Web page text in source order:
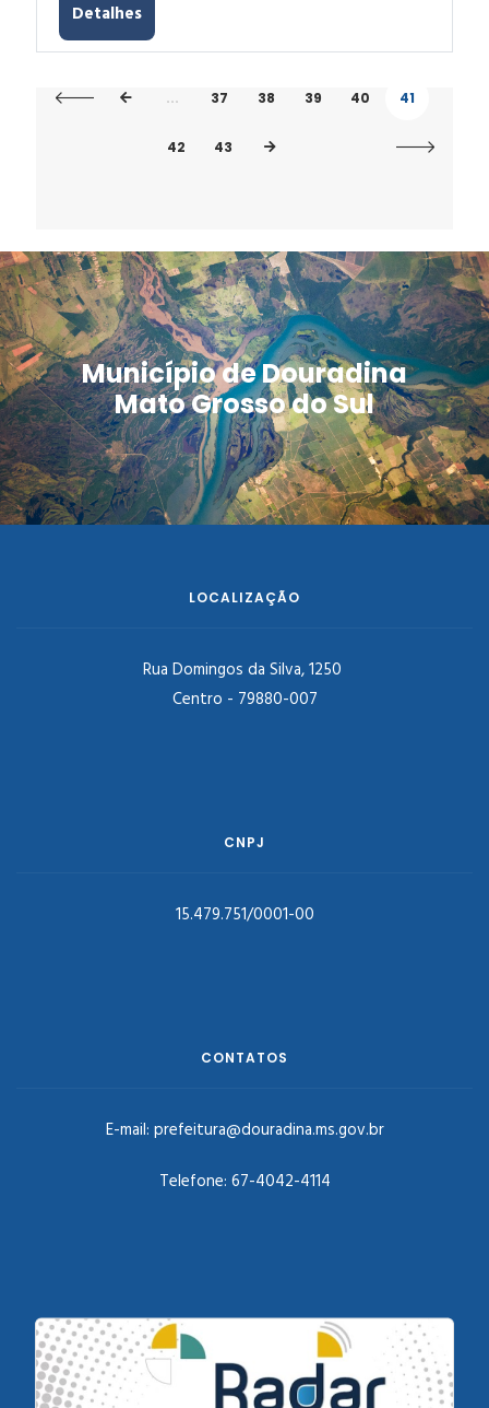
Detalhes
... 37 38 39 40 41
42 43
Município de Douradina
Mato Grosso do Sul
LOCALIZAÇÃO
Rua Domingos da Silva, 1250
Centro - 79880-007
CNPJ
15.479.751/0001-00
CONTATOS
E-mail: prefeitura@douradina.ms.gov.br
Telefone: 67-4042-4114